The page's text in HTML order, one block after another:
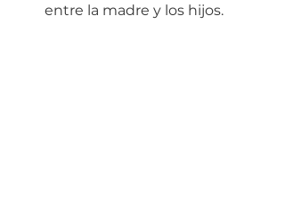
entre la madre y los hijos.